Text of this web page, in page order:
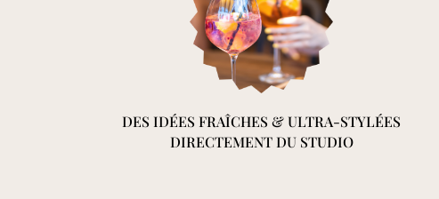
DES IDÉES FRAÎCHES & ULTRA-STYLÉES
DIRECTEMENT DU STUDIO